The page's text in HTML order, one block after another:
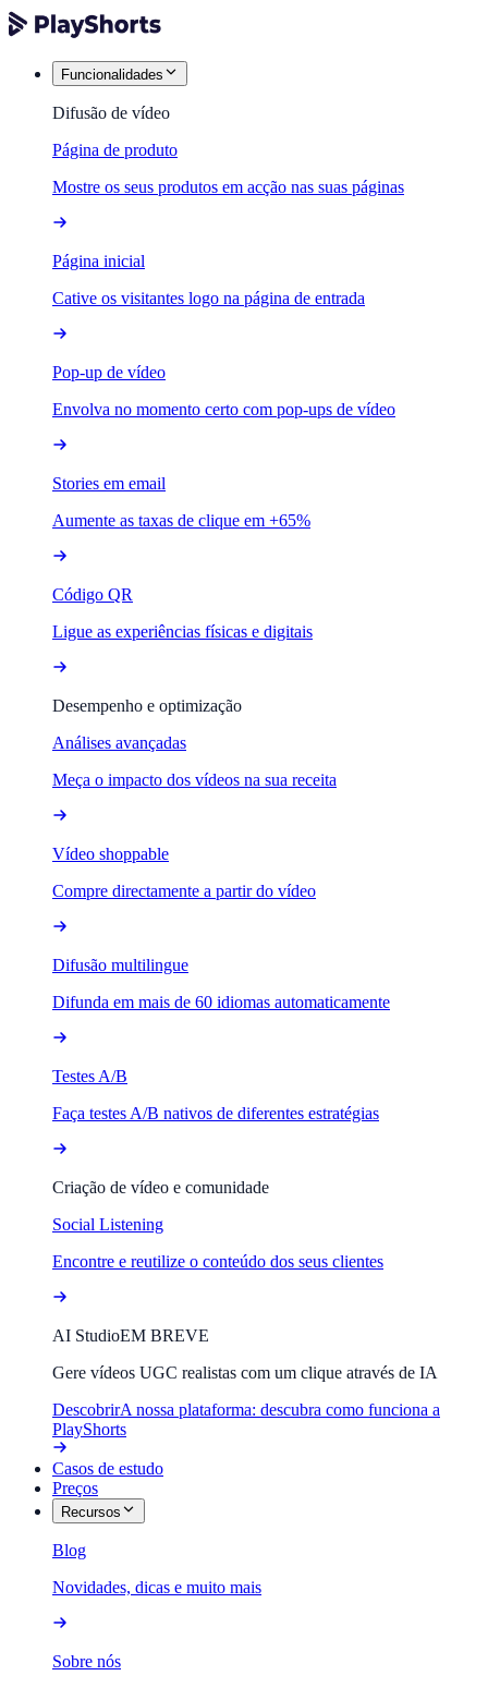
Funcionalidades
Difusão de vídeo
Página de produto
Mostre os seus produtos em acção nas suas páginas
Página inicial
Cative os visitantes logo na página de entrada
Pop-up de vídeo
Envolva no momento certo com pop-ups de vídeo
Stories em email
Aumente as taxas de clique em +65%
Código QR
Ligue as experiências físicas e digitais
Desempenho e optimização
Análises avançadas
Meça o impacto dos vídeos na sua receita
Vídeo shoppable
Compre directamente a partir do vídeo
Difusão multilingue
Difunda em mais de 60 idiomas automaticamente
Testes A/B
Faça testes A/B nativos de diferentes estratégias
Criação de vídeo e comunidade
Social Listening
Encontre e reutilize o conteúdo dos seus clientes
AI StudioEM BREVE
Gere vídeos UGC realistas com um clique através de IA
DescobrirA nossa plataforma: descubra como funciona a
PlayShorts
Casos de estudo
Preços
Recursos
Blog
Novidades, dicas e muito mais
Sobre nós